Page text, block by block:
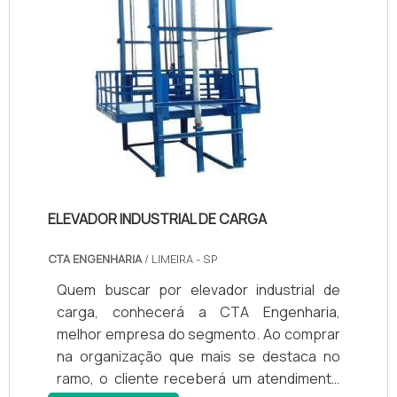
DEPOIMENTOS DE CLIENTES
Veja o que nossos clientes de Santo Antônio do
Descoberto têm a dizer sobre nossos serviços:
"A melhor manutenção de elevadores que já
contratamos! A equipe da Elevadores Village é
extremamente profissional." – João Silva
buscam segurança e eficiência." – Maria Oliveira
PERGUNTAS FREQUENTES
O QUE É MANUTENÇÃO DE ELEVADORES
EM SANTO ANTÔNIO DO DESCOBERTO?
A manutenção de elevadores em Santo Antônio do
Descoberto envolve inspeções regulares e
ELEVADOR INDUSTRIAL DE CARGA
CTA ENGENHARIA/ LIMEIRA - SP
Quem buscar por elevador industrial de
carga, conhecerá a CTA Engenharia,
melhor empresa do segmento. Ao comprar
na organização que mais se destaca no
ramo, o cliente receberá um atendimento